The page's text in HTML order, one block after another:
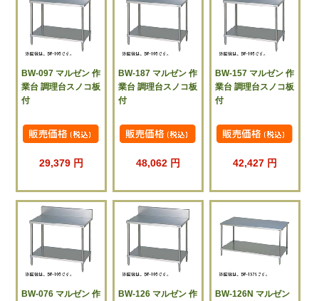
BW-097 マルゼン 作
業台 調理台スノコ板
付
29,379 円
BW-187 マルゼン 作
業台 調理台スノコ板
付
48,062 円
BW-157 マルゼン 作
業台 調理台スノコ板
付
42,427 円
BW-076 マルゼン 作
BW-126 マルゼン 作
BW-126N マルゼン